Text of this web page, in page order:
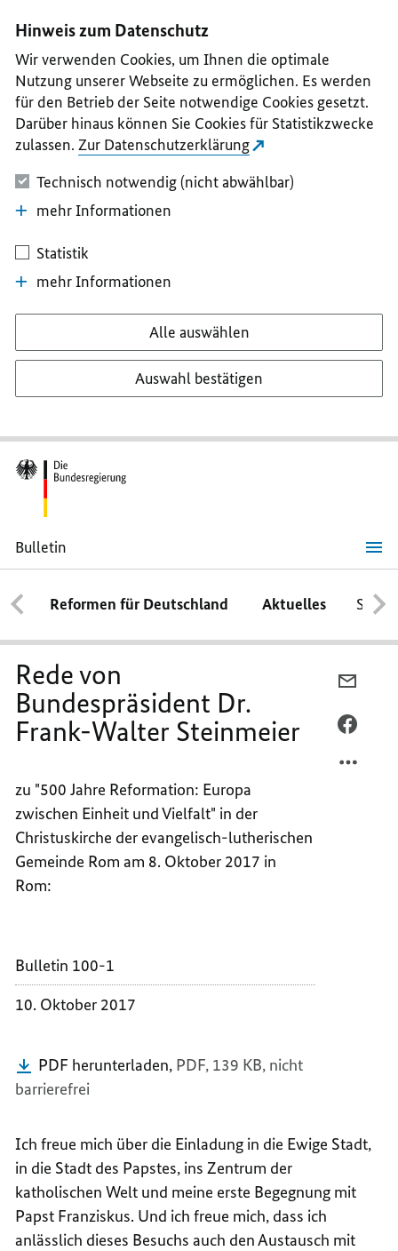
II
III
IV
V
Hinweis zum Datenschutz
Wir verwenden Cookies, um Ihnen die optimale
Nutzung unserer Webseite zu ermöglichen. Es werden
für den Betrieb der Seite notwendige Cookies gesetzt.
Darüber hinaus können Sie Cookies für Statistikzwecke
zulassen. Zur Datenschutzerklärung
Technisch notwendig (nicht abwählbar)
mehr Informationen
Statistik
mehr Informationen
Alle auswählen
Auswahl bestätigen
Bulletin
Rede
von
Bundespräsident
Dr.
Frank-
Walter
Steinmeier
Reformen für Deutschland Aktuelles
Rede von
Bundespräsident Dr.
Frank-Walter Steinmeier
zu "500 Jahre Reformation: Europa
zwischen Einheit und Vielfalt" in der
Christuskirche der evangelisch-lutherischen
Gemeinde Rom am 8. Oktober 2017 in
Rom:
Bulletin 100-1
10. Oktober 2017
PDF herunterladen, PDF, 139 KB, nicht
barrierefrei
Ich freue mich über die Einladung in die Ewige Stadt,
in die Stadt des Papstes, ins Zentrum der
katholischen Welt und meine erste Begegnung mit
Papst Franziskus. Und ich freue mich, dass ich
anlässlich dieses Besuchs auch den Austausch mit